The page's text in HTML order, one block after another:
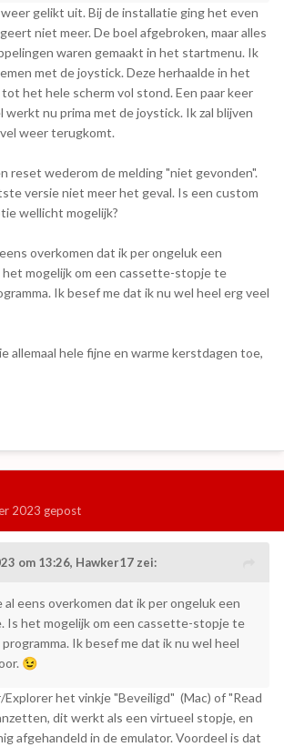
de laatst geopende bestandslocatie.
snapshot-win32.zip 4 MB · 4 downloads
gelikt uit. Bij de installatie ging het even
niet meer. De boel afgebroken, maar alles
waren gemaakt in het startmenu. Ik
met de joystick. Deze herhaalde in het
het hele scherm vol stond. Een paar keer
nu prima met de joystick. Ik zal blijven
weer terugkomt.
reset wederom de melding "niet gevonden".
versie niet meer het geval. Is een custom
wellicht mogelijk?
overkomen dat ik per ongeluk een
mogelijk om een cassette-stopje te
Ik besef me dat ik nu wel heel erg veel
allemaal hele fijne en warme kerstdagen toe,
2023 gepost
om 13:26, Hawker17 zei:
al eens overkomen dat ik per ongeluk een
Is het mogelijk om een cassette-stopje te
Ik besef me dat ik nu wel heel
😉
Explorer het vinkje "Beveiligd" (Mac) of "Read
dit werkt als een virtueel stopje, en
afgehandeld in de emulator. Voordeel is dat